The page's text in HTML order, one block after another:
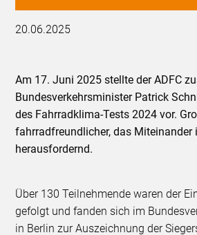
20.06.2025
Am 17. Juni 2025 stellte der ADFC
Bundesverkehrsminister Patrick
des Fahrradklima-Tests 2024 vor.
fahrradfreundlicher, das Miteinander
herausfordernd.
Über 130 Teilnehmende waren der
gefolgt und fanden sich im
in Berlin zur Auszeichnung der